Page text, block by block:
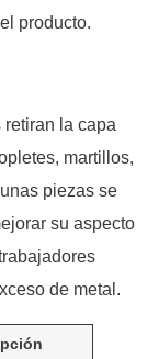
producto.
la capa
martillos,
piezas se
su aspecto
de metal.